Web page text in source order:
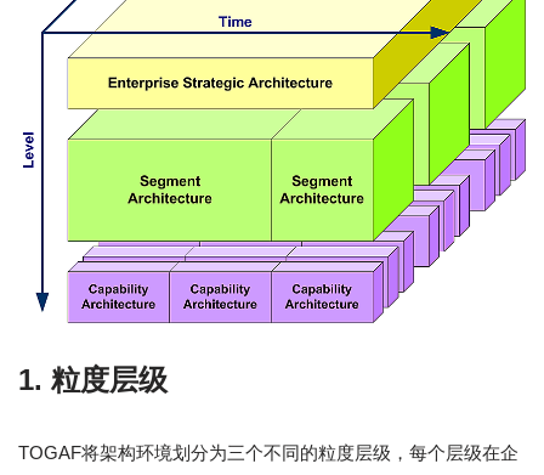
1. 粒度层级
TOGAF将架构环境划分为三个不同的粒度层级，每个层级在企